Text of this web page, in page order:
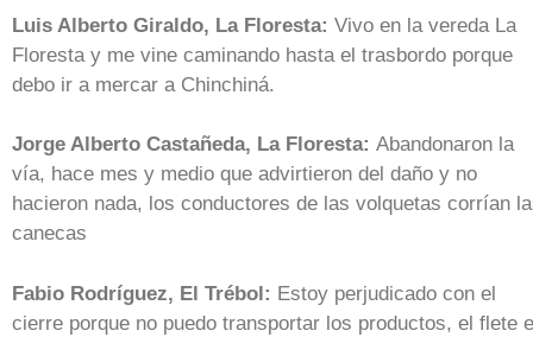
Luis Alberto Giraldo, La Floresta: Vivo en la vereda La
Floresta y me vine caminando hasta el trasbordo porque
debo ir a mercar a Chinchiná.
Jorge Alberto Castañeda, La Floresta: Abandonaron la
vía, hace mes y medio que advirtieron del daño y no
hacieron nada, los conductores de las volquetas corrían
canecas
Fabio Rodríguez, El Trébol: Estoy perjudicado con el
cierre porque no puedo transportar los productos, el flete